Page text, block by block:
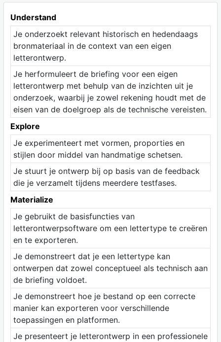
Understand
Je onderzoekt relevant historisch en hedendaags
bronmateriaal in de context van een eigen
letterontwerp.
Je herformuleert de briefing voor een eigen
letterontwerp met behulp van de inzichten uit je
onderzoek, waarbij je zowel rekening houdt met de
eisen van de doelgroep als de technische vereisten.
Explore
Je experimenteert met vormen, proporties en
stijlen door middel van handmatige schetsen.
Je stuurt je ontwerp bij op basis van de feedback
die je verzamelt tijdens meerdere testfases.
Materialize
Je gebruikt de basisfuncties van
letterontwerpsoftware om een lettertype te creëren
en te exporteren.
Je demonstreert dat je een lettertype kan
ontwerpen dat zowel conceptueel als technisch aan
de briefing voldoet.
Je demonstreert hoe je bestand op een correcte
manier kan exporteren voor verschillende
toepassingen en platformen.
Je presenteert je letterontwerp in een professionele